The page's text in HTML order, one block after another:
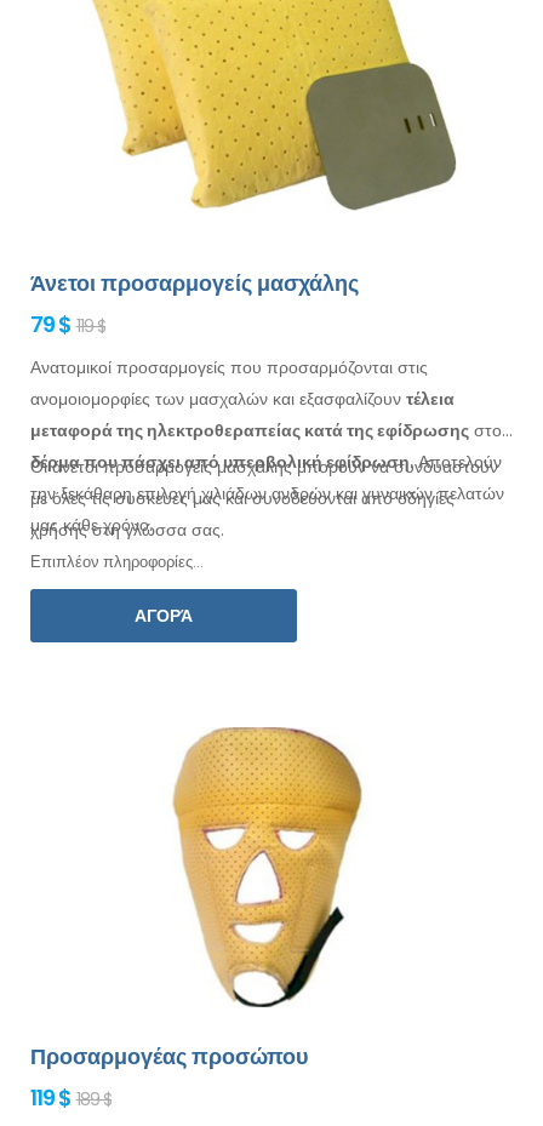
Άνετοι προσαρμογείς μασχάλης
79 $ 119 $
Ανατομικοί προσαρμογείς που προσαρμόζονται στις
ανομοιομορφίες των μασχαλών και εξασφαλίζουν τέλεια
μεταφορά της ηλεκτροθεραπείας κατά της εφίδρωσης στο
δέρμαπου πάσχει από υπερβολική εφίδρωση. Αποτελούν
την ξεκάθαρη επιλογή χιλιάδων ανδρώνκαι γυναικώνπελατών
μας κάθε χρόνο.
Οι άνετοι προσαρμογείςμασχάληςμπορούν να συνδυαστούν
μεόλεςτις συσκευές μας και συνοδεύονται από οδηγίες
χρήσης στη γλώσσα σας.
Επιπλέον πληροφορίες...
ΑΓΟΡΆ
Προσαρμογέας προσώπου
119 $ 189 $